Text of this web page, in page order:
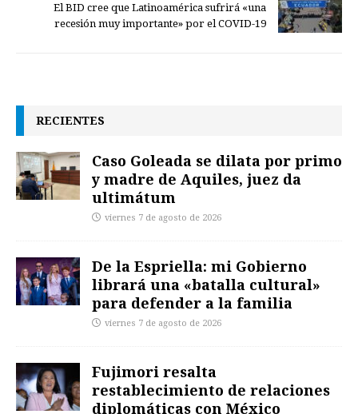
El BID cree que Latinoamérica sufrirá «una
recesión muy importante» por el COVID-19
RECIENTES
Caso Goleada se dilata por primo
y madre de Aquiles, juez da
ultimátum
viernes 7 de agosto de 2026
De la Espriella: mi Gobierno
librará una «batalla cultural»
para defender a la familia
viernes 7 de agosto de 2026
Fujimori resalta
restablecimiento de relaciones
diplomáticas con México